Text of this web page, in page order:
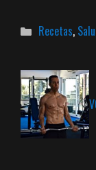
Categorías
Recetas,